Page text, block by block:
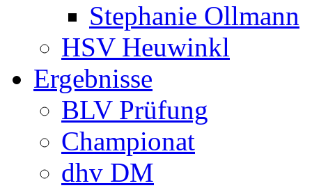
Stephanie Ollmann
HSV Heuwinkl
Ergebnisse
BLV Prüfung
Championat
dhv DM